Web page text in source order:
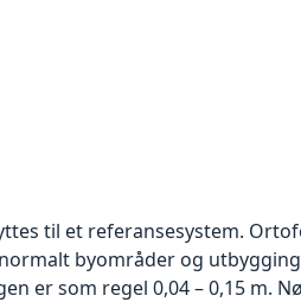
til et referansesystem.
byområder og
er som regel 0,04 – 0,15 m.